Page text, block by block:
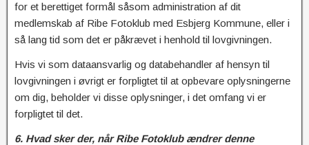
for et berettiget formål såsom administration af dit
medlemskab af Ribe Fotoklub med Esbjerg Kommune, eller i
så lang tid som det er påkrævet i henhold til lovgivningen.
Hvis vi som dataansvarlig og databehandler af hensyn til
lovgivningen i øvrigt er forpligtet til at opbevare oplysningerne
om dig, beholder vi disse oplysninger, i det omfang vi er
forpligtet til det.
6. Hvad sker der, når Ribe Fotoklub ændrer denne